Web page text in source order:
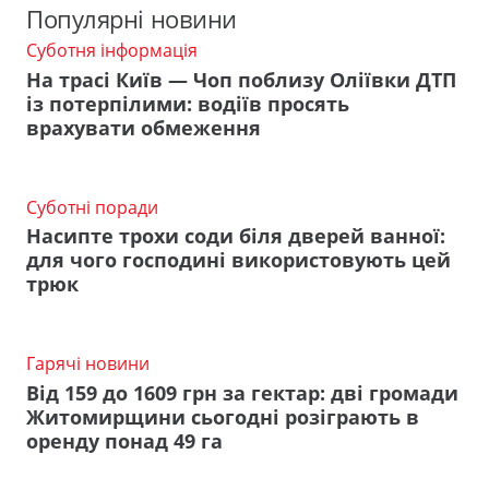
Популярні новини
Суботня інформація
На трасі Київ — Чоп поблизу Оліївки ДТП
із потерпілими: водіїв просять
врахувати обмеження
Суботні поради
Насипте трохи соди біля дверей ванної:
для чого господині використовують цей
трюк
Гарячі новини
Від 159 до 1609 грн за гектар: дві громади
Житомирщини сьогодні розіграють в
оренду понад 49 га